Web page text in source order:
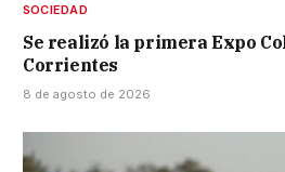
SOCIEDAD
Se realizó la primera Expo
Corrientes
8 de agosto de 2026